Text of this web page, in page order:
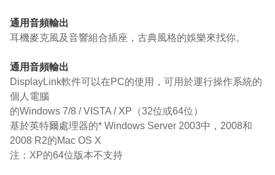
通用音頻輸出
耳機麥克風及音響組合插座，古典風格的娛樂來找你。
通用音頻輸出
DisplayLink軟件可以在PC的使用，可用於運行操作系統的
個人電腦
的Windows 7/8 / VISTA / XP（32位或64位）
基於英特爾處理器的* Windows Server 2003中，2008和
2008 R2的Mac OS X
注：XP的64位版本不支持